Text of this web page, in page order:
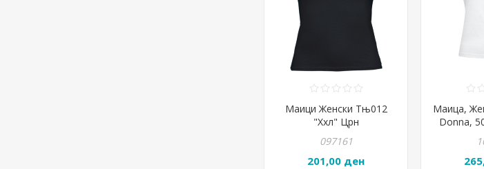
Маици Женски Тњ012
"Ххл" Црн
097161
201,00 ден
Маица,
Donna,